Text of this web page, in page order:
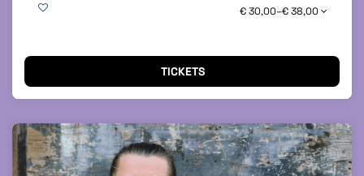
€ 30,00–€ 38,00
TICKETS